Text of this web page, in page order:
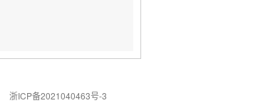
浙ICP备2021040463号-3